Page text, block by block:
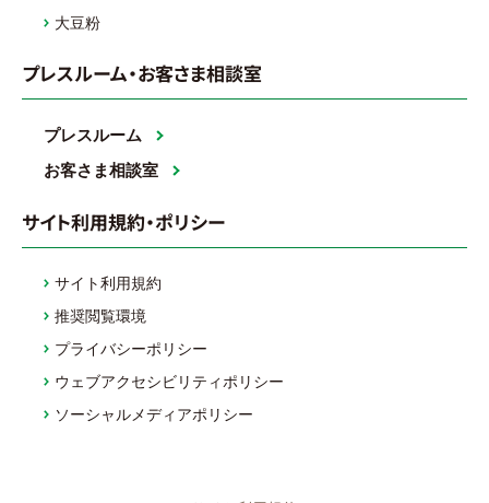
大豆粉
プレスルーム・お客さま相談室
プレスルーム
お客さま相談室
サイト利用規約・ポリシー
サイト利用規約
推奨閲覧環境
プライバシーポリシー
ウェブアクセシビリティポリシー
ソーシャルメディアポリシー